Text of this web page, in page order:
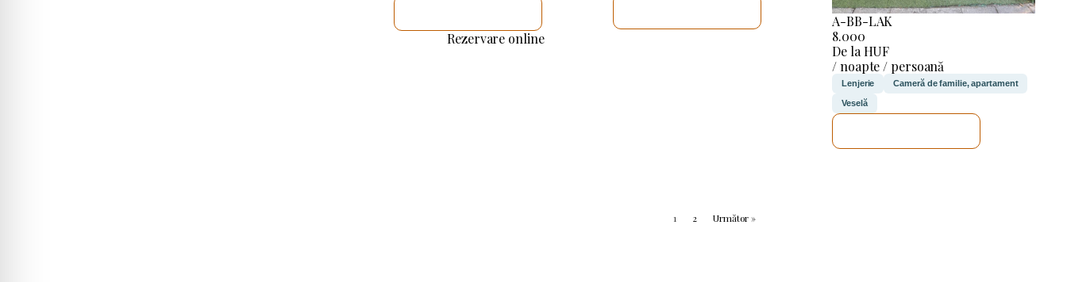
Rezervare online
A-BB-LAK
8.000
De la HUF
/ noapte / persoană
Lenjerie Cameră de familie, apartament
Veselă
1 2 Următor »